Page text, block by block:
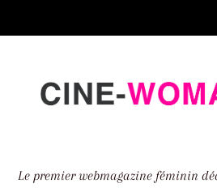
down
Le premier webmagazine féminin